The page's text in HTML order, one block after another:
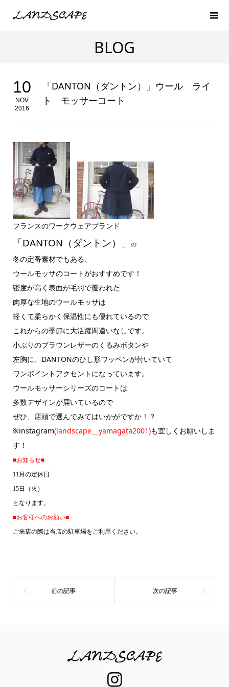
BLOG
10
NOV
2016
「DANTON（ダントン）」ウール ライ
ト モッサーコート
フランスのワークウェアブランド
「DANTON（ダントン）」 の
冬の定番素材でもある、
ウールモッサのコートがおすすめです！
密度が高く表面が毛羽で覆われた
肉厚な生地のウールモッサは
軽くて柔らかく保温性にも優れているので
これからの季節に大活躍間違いなしです。
小ぶりのブラウンレザーのくるみボタンや
左胸に、DANTONのひし形ワッペンが付いていて
ワンポイントアクセントになっています。
ウールモッサーシリーズのコートは
多数デザインが届いているので
ぜひ、店頭で選んでみてはいかがですか！？
※instagram(landscape＿yamagata2001)も宜しくお願いしま
す！
■お知らせ■
11月の定休日
15日（火）
となります。
■お客様へのお願い■
ご来店の際は当店の駐車場をご利用ください。